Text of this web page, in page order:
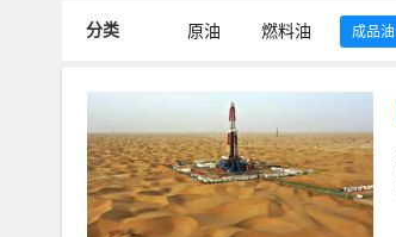
分类 原油 燃料油 成品油